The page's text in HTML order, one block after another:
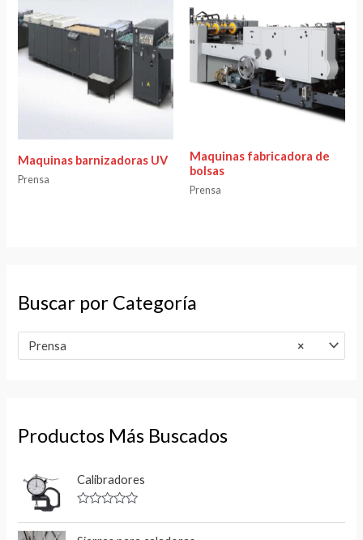
Buscar por Categoría
×
Prensa
Productos Más Buscados
Calibradores
a
Maquinas barnizadoras UV
Prensa
Maquinas fabricadora de
bolsas
Prensa